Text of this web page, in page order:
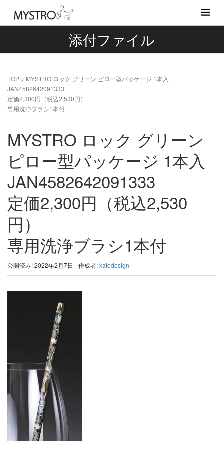
添付ファイル
TOP > MYSTRO ロック グリーン ピロー型パッケージ 1本入
JAN4582642091333
定価2,300円（税込2,530円）
専用洗浄ブラシ1本付
MYSTRO ロック グリーン
ピロー型パッケージ 1本入
JAN4582642091333
定価2,300円（税込2,530
円）
専用洗浄ブラシ1本付
公開済み: 2022年2月7日 作成者:katodesign